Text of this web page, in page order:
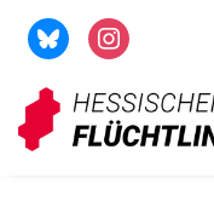
Zum
Inhalt
springen